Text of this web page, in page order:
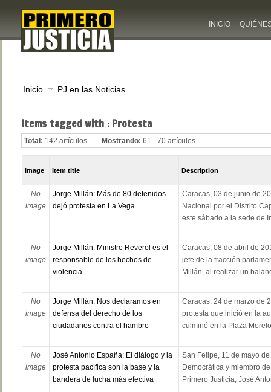
INICIO
Inicio PJ en las Noticias
Items tagged with : Protesta
Total: 142 artículos Mostrando: 61 - 70 artículos
Image Item title Description
No
image
Jorge Millán: Más de 80 detenidos
dejó protesta en La Vega
Caracas, 03 de junio de
Nacional por el Distrito
este sábado a la sede de
No
image
Jorge Millán: Ministro Reverol es el
responsable de los hechos de
violencia
Caracas, 08 de abril de
jefe de la fracción
Millán, al realizar un
No
image
Jorge Millán: Nos declaramos en
defensa del derecho de los
ciudadanos contra el hambre
Caracas, 24 de marzo de
protesta que inició en la
culminó en la Plaza
No
image
José Antonio España: El diálogo y la
protesta pacífica son la base y la
bandera de lucha más efectiva
San Felipe, 11 de mayo
Democrática y miembro
Primero Justicia, José